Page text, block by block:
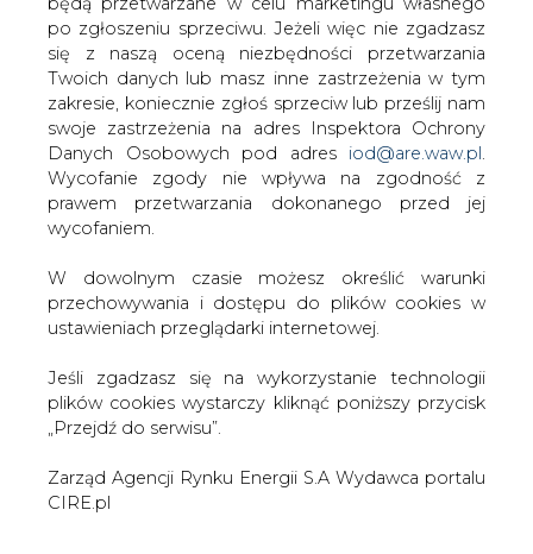
po zgłoszeniu sprzeciwu. Jeżeli więc nie zgadzasz
się z naszą oceną niezbędności przetwarzania
Twoich danych lub masz inne zastrzeżenia w tym
zakresie, koniecznie zgłoś sprzeciw lub prześlij nam
swoje zastrzeżenia na adres Inspektora Ochrony
Danych Osobowych pod adres iod@are.waw.pl.
Wycofanie zgody nie wpływa na zgodność z
prawem przetwarzania dokonanego przed jej
wycofaniem.
W dowolnym czasie możesz określić warunki
przechowywania i dostępu do plików cookies w
ustawieniach przeglądarki internetowej.
Jeśli zgadzasz się na wykorzystanie technologii
plików cookies wystarczy kliknąć poniższy przycisk
„Przejdź do serwisu”.
Zarząd Agencji Rynku Energii S.A Wydawca portalu
CIRE.pl
Bydgoszcz na zakup 16 nowych
lokomotyw elektryczno-spalinowych
wraz ze świadczeniem usług
utrzymania. Hybrydowe lokomotywy
będą pierwszymi tego typu pojazdami w
parku taborowym przewoźnika
Umowa podpisana przez PKP Intercity z bydgoskim
producentem obejmuje dostawę 16 lokomotyw
trakcji elektrycznej i 120 km/h w trakcji spalinowej.
Ponadto kontrakt obejmuje świadczenie usług
naprawy gwarancyjne.
Wartość zamówienia wynosi 554,6 mln zł brutto.
Po raz kolejny mogę powtórzyć, że dotrzymaliśmy
słowa. Deklarowaliśmy, że polski transport musi być
bezpieczny oraz komfortowy i takie wydarzenia jak to